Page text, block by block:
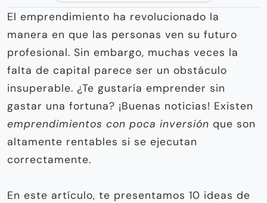
El emprendimiento ha revolucionado la
manera en que las personas ven su futuro
profesional. Sin embargo, muchas veces la
falta de capital parece ser un obstáculo
insuperable. ¿Te gustaría emprender sin
gastar una fortuna? ¡Buenas noticias! Existen
emprendimientos con poca inversión que son
altamente rentables si se ejecutan
correctamente.
En este artículo, te presentamos 10 ideas de